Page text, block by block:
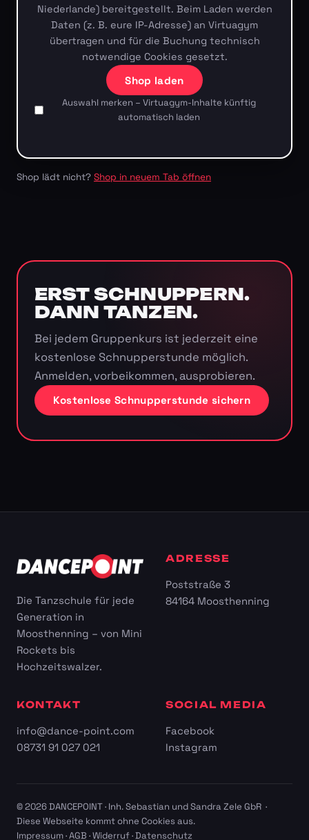
Niederlande) bereitgestellt. Beim Laden werden
Daten (z. B. eure IP-Adresse) an Virtuagym
übertragen und für die Buchung technisch
notwendige Cookies gesetzt.
Shop laden
Auswahl merken – Virtuagym-Inhalte künftig
automatisch laden
Shop lädt nicht? Shop in neuem Tab öffnen
ERST SCHNUPPERN.
DANN TANZEN.
Bei jedem Gruppenkurs ist jederzeit eine
kostenlose Schnupperstunde möglich.
Anmelden, vorbeikommen, ausprobieren.
Kostenlose Schnupperstunde sichern
Die Tanzschule für jede
Generation in
Moosthenning – von Mini
Rockets bis
Hochzeitswalzer.
ADRESSE
Poststraße 3
84164 Moosthenning
KONTAKT
info@dance-point.com
08731 91 027 021
SOCIAL MEDIA
Facebook
Instagram
© 2026 DANCEPOINT · Inh. Sebastian und Sandra Zele GbR ·
Diese Webseite kommt ohne Cookies aus.
Impressum·AGB ·Widerruf·Datenschutz